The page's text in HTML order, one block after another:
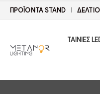
ΠΡΟΪΟΝΤΑ STAND
ΤΑΙΝΙΕΣ